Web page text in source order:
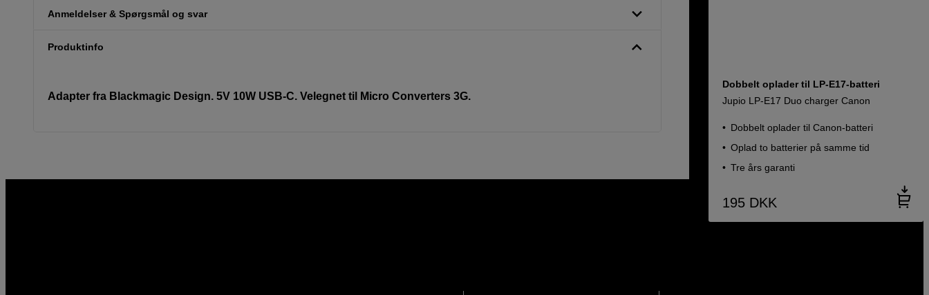
Anmeldelser & Spørgsmål og svar
Produktinfo
Adapter fra Blackmagic Design. 5V 10W USB-C. Velegnet til Micro Converters 3G.
Dobbelt oplader til LP-E17-batteri
Jupio LP-E17 Duo charger Canon
Dobbelt oplader til Canon-batteri
Oplad to batterier på samme tid
Tre års garanti
195 DKK